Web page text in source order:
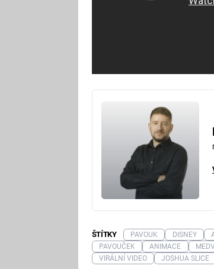
ŠTÍTKY PAVOUK DISNEY
PAVOUČEK
ANIMACE
VIRÁLNÍ VIDEO
JOSHUA SLICE